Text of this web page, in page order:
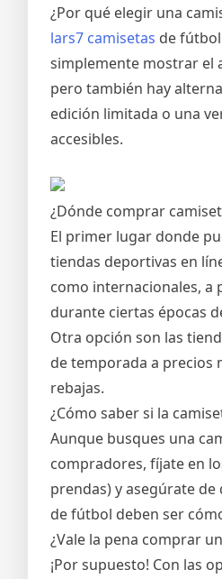
¿Por qué elegir una
lars7 camisetas de
simplemente mostrar el
pero también hay
edición limitada o una
accesibles.
¿Dónde comprar
El primer lugar donde
tiendas deportivas en
como internacionales, a
durante ciertas épocas
Otra opción son las
de temporada a precios
rebajas.
¿Cómo saber si la
Aunque busques una
compradores, fíjate en
prendas) y asegúrate
de fútbol deben ser
¿Vale la pena comprar
¡Por supuesto! Con las